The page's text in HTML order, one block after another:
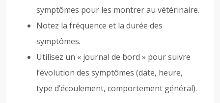
symptômes pour les montrer au vétérinaire.
Notez la fréquence et la durée des
symptômes.
Utilisez un « journal de bord » pour suivre
l’évolution des symptômes (date, heure,
type d’écoulement, comportement général).